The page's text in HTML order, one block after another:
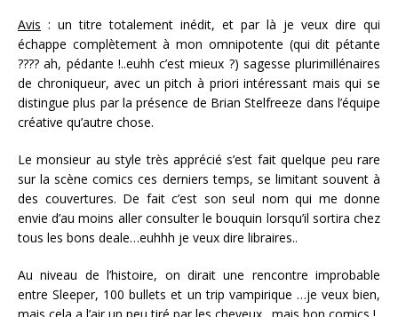
Avis : un titre totalement inédit, et par là je veux dire qui
échappe complètement à mon omnipotente (qui dit pétante
???? ah, pédante !..euhh c’est mieux ?) sagesse plurimillénaires
de chroniqueur, avec un pitch à priori intéressant mais qui se
distingue plus par la présence de Brian Stelfreeze dans l’équipe
créative qu’autre chose.
Le monsieur au style très apprécié s’est fait quelque peu rare
sur la scène comics ces derniers temps, se limitant souvent à
des couvertures. De fait c’est son seul nom qui me donne
envie d’au moins aller consulter le bouquin lorsqu’il sortira chez
tous les bons deale…euhhh je veux dire libraires..
Au niveau de l’histoire, on dirait une rencontre improbable
entre Sleeper, 100 bullets et un trip vampirique …je veux bien,